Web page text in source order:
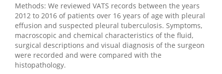
Methods: We reviewed VATS records between the years
2012 to 2016 of patients over 16 years of age with pleural
effusion and suspected pleural tuberculosis. Symptoms,
macroscopic and chemical characteristics of the fluid,
surgical descriptions and visual diagnosis of the surgeon
were recorded and were compared with the
histopathology.